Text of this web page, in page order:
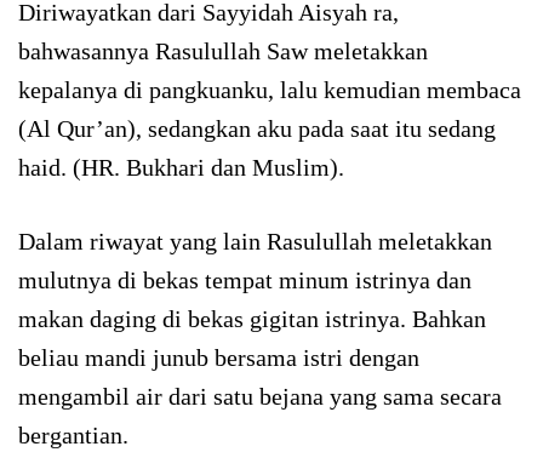
Diriwayatkan dari Sayyidah Aisyah ra,
bahwasannya Rasulullah Saw meletakkan
kepalanya di pangkuanku, lalu kemudian membaca
(Al Qur’an), sedangkan aku pada saat itu sedang
haid. (HR. Bukhari dan Muslim).
Dalam riwayat yang lain Rasulullah meletakkan
mulutnya di bekas tempat minum istrinya dan
makan daging di bekas gigitan istrinya. Bahkan
beliau mandi junub bersama istri dengan
mengambil air dari satu bejana yang sama secara
bergantian.